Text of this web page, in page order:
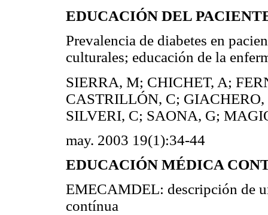
EDUCACIÓN DEL
Prevalencia de diabetes en
culturales; educación de la
SIERRA, M; CHICHET, A;
CASTRILLÓN, C;
SILVERI, C; SAONA, G;
may. 2003 19(1):34-44
EDUCACIÓN MÉDICA
EMECAMDEL: descripción de
contínua